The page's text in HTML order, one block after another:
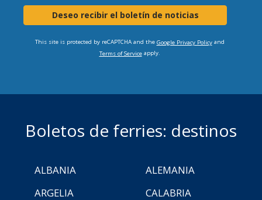
Deseo recibir el boletín de noticias
This site is protected by reCAPTCHA and the Google Privacy Policyand
Terms of Serviceapply.
Boletos de ferries: destinos
ALBANIA
ALEMANIA
ARGELIA
CALABRIA